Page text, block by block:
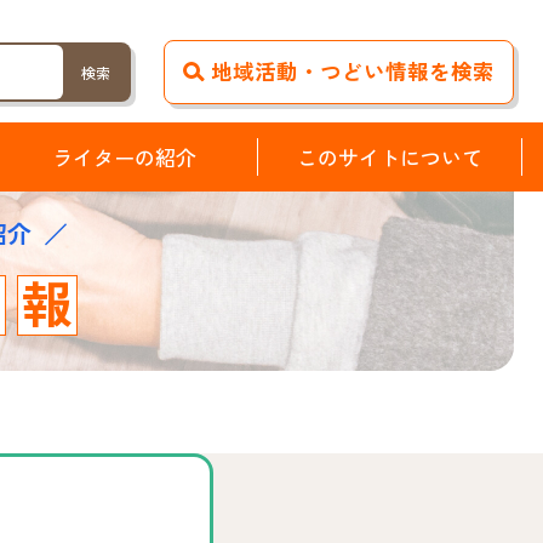
地域活動・つどい情報を検索
ライターの紹介 このサイトについて
介
報